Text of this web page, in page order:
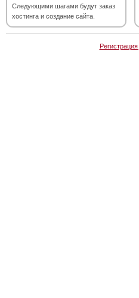
Следующими шагами будут заказ
хостинга и создание сайта.